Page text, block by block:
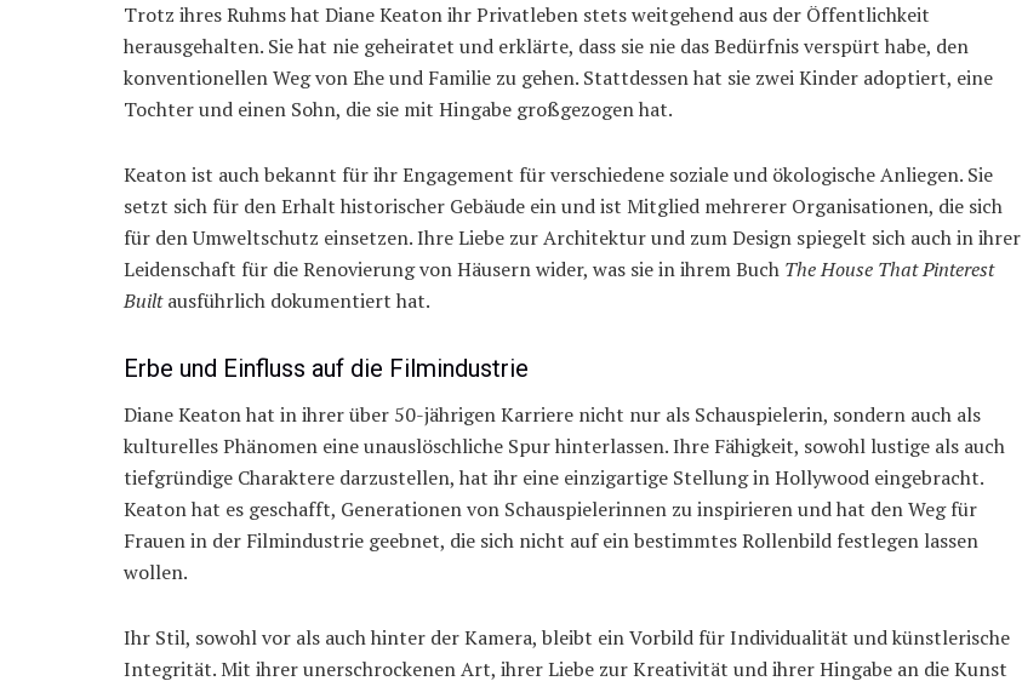
Trotz ihres Ruhms hat Diane Keaton ihr Privatleben stets weitgehend aus der Öffentlichkeit
herausgehalten. Sie hat nie geheiratet und erklärte, dass sie nie das Bedürfnis verspürt habe, den
konventionellen Weg von Ehe und Familie zu gehen. Stattdessen hat sie zwei Kinder adoptiert, eine
Tochter und einen Sohn, die sie mit Hingabe großgezogen hat.
Keaton ist auch bekannt für ihr Engagement für verschiedene soziale und ökologische Anliegen. Sie
setzt sich für den Erhalt historischer Gebäude ein und ist Mitglied mehrerer Organisationen, die sich
für den Umweltschutz einsetzen. Ihre Liebe zur Architektur und zum Design spiegelt sich auch in ihrer
Leidenschaft für die Renovierung von Häusern wider, was sie in ihrem Buch The House That Pinterest
Builtausführlich dokumentiert hat.
Erbe und Einfluss auf die Filmindustrie
Diane Keaton hat in ihrer über 50-jährigen Karriere nicht nur als Schauspielerin, sondern auch als
kulturelles Phänomen eine unauslöschliche Spur hinterlassen. Ihre Fähigkeit, sowohl lustige als auch
tiefgründige Charaktere darzustellen, hat ihr eine einzigartige Stellung in Hollywood eingebracht.
Keaton hat es geschafft, Generationen von Schauspielerinnen zu inspirieren und hat den Weg für
Frauen in der Filmindustrie geebnet, die sich nicht auf ein bestimmtes Rollenbild festlegen lassen
wollen.
Ihr Stil, sowohl vor als auch hinter der Kamera, bleibt ein Vorbild für Individualität und künstlerische
Integrität. Mit ihrer unerschrockenen Art, ihrer Liebe zur Kreativität und ihrer Hingabe an die Kunst